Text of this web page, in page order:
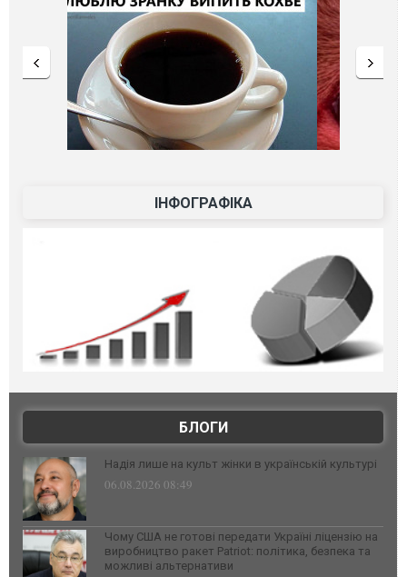
ІНФОГРАФІКА
БЛОГИ
Надія лише на культ жінки в українській культурі
06.08.2026 08:49
Чому США не готові передати Україні ліцензію на
виробництво ракет Patriot: політика, безпека та
можливі альтернативи